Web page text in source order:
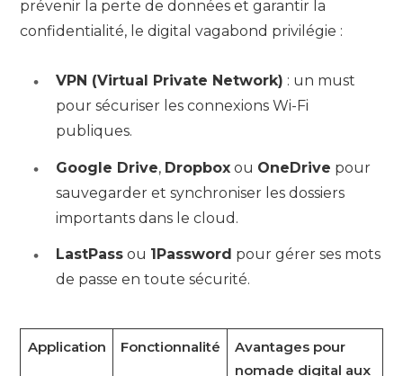
prévenir la perte de données et garantir la
confidentialité, le digital vagabond privilégie :
VPN (Virtual Private Network) : un must
pour sécuriser les connexions Wi-Fi
publiques.
Google Drive, Dropbox ou OneDrive pour
sauvegarder et synchroniser les dossiers
importants dans le cloud.
LastPass ou 1Password pour gérer ses mots
de passe en toute sécurité.
Application Fonctionnalité
Avantages pour
nomade digital aux